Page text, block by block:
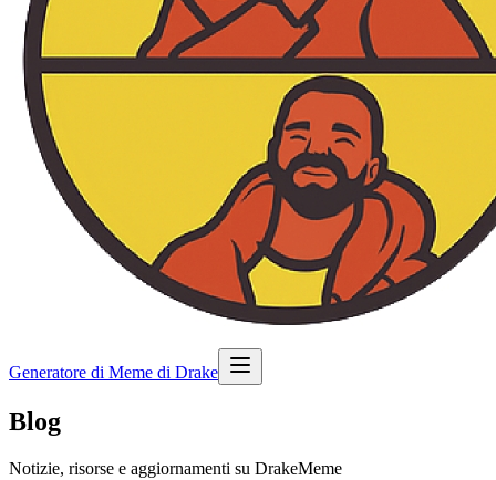
Generatore di Meme di Drake
Blog
Notizie, risorse e aggiornamenti su DrakeMeme